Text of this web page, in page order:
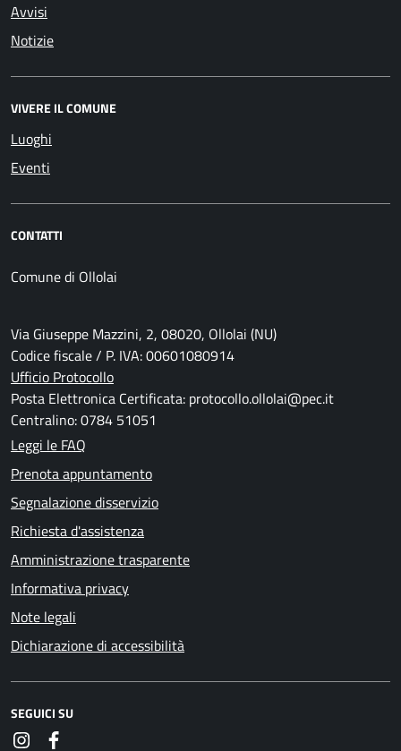
Avvisi
Notizie
VIVERE IL COMUNE
Luoghi
Eventi
CONTATTI
Comune di Ollolai
Via Giuseppe Mazzini, 2, 08020, Ollolai (NU)
Codice fiscale / P. IVA: 00601080914
Ufficio Protocollo
Posta Elettronica Certificata: protocollo.ollolai@pec.it
Centralino: 0784 51051
Leggi le FAQ
Prenota appuntamento
Segnalazione disservizio
Richiesta d'assistenza
Amministrazione trasparente
Informativa privacy
Note legali
Dichiarazione di accessibilità
SEGUICI SU
Instagram